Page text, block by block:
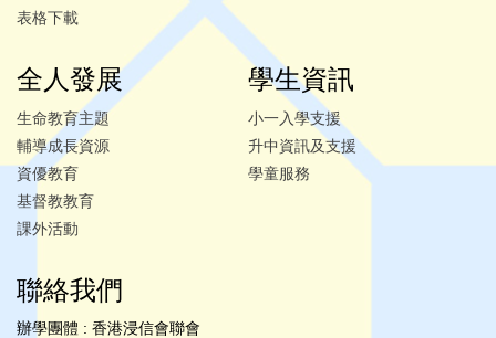
表格下載
全人發展
生命教育主題
輔導成長資源
資優教育
基督教教育
課外活動
學生資訊
小一入學支援
升中資訊及支援
學童服務
聯絡我們
辦學團體 : 香港浸信會聯會